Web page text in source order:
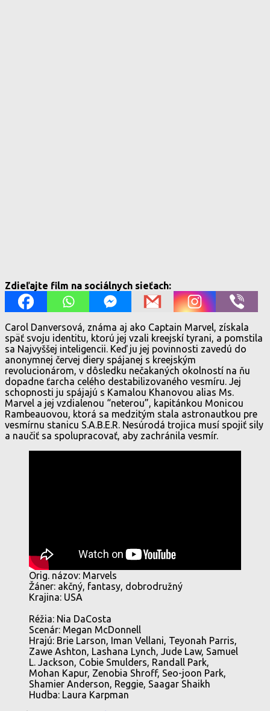
Zdieľajte film na sociálnych sieťach:
Carol Danversová, známa aj ako Captain Marvel, získala
späť svoju identitu, ktorú jej vzali kreejskí tyrani, a pomstila
sa Najvyššej inteligencii. Keď ju jej povinnosti zavedú do
anonymnej červej diery spájanej s kreejským
revolucionárom, v dôsledku nečakaných okolností na ňu
dopadne ťarcha celého destabilizovaného vesmíru. Jej
schopnosti ju spájajú s Kamalou Khanovou alias Ms.
Marvel a jej vzdialenou “neterou”, kapitánkou Monicou
Rambeauovou, ktorá sa medzitým stala astronautkou pre
vesmírnu stanicu S.A.B.E.R. Nesúrodá trojica musí spojiť sily
a naučiť sa spolupracovať, aby zachránila vesmír.
Orig. názov: Marvels
Žáner: akčný, fantasy, dobrodružný
Krajina: USA
Réžia: Nia DaCosta
Scenár: Megan McDonnell
Hrajú: Brie Larson, Iman Vellani, Teyonah Parris,
Zawe Ashton, Lashana Lynch, Jude Law, Samuel
L. Jackson, Cobie Smulders, Randall Park,
Mohan Kapur, Zenobia Shroff, Seo-joon Park,
Shamier Anderson, Reggie, Saagar Shaikh
Hudba: Laura Karpman